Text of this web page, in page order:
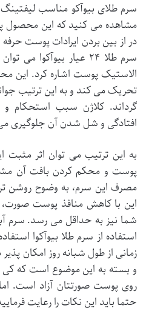
سرم طلای بیوآکو مناسب
مشاهده می کنید که این محصول
در از بین بردن ایرادات پوست
سرم طلا ۲۴ عیار
الاستیک پوست اشاره کرد. این
تحریک می کند و به این ترتیب
گرداند. کلاژن سبب
افتادگی و شل شدن آن جلوگیری
به این ترتیب می توان اثر مثبت
پوست و محکم کردن بافت آن
مصرف این سرم، به وضوح روشن
این با کاهش منافذ پوست
استفاده از سرم طلا بیوآکوا
زمانی از طول شبانه روز امکان
و بسته به این موضوع است که کی
روی پوست صورتتان آزاد است. اما
حتما باید این نکات را رعایت